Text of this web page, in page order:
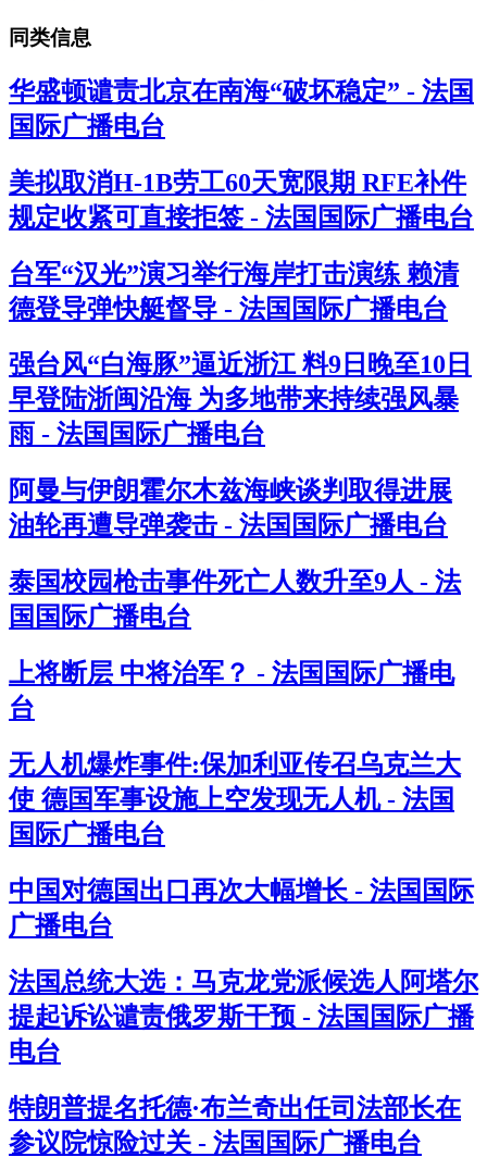
同类信息
华盛顿谴责北京在南海“破坏稳定” - 法国
国际广播电台
美拟取消H-1B劳工60天宽限期 RFE补件
规定收紧可直接拒签 - 法国国际广播电台
台军“汉光”演习举行海岸打击演练 赖清
德登导弹快艇督导 - 法国国际广播电台
强台风“白海豚”逼近浙江 料9日晚至10日
早登陆浙闽沿海 为多地带来持续强风暴
雨 - 法国国际广播电台
阿曼与伊朗霍尔木兹海峡谈判取得进展
油轮再遭导弹袭击 - 法国国际广播电台
泰国校园枪击事件死亡人数升至9人 - 法
国国际广播电台
上将断层 中将治军？ - 法国国际广播电
台
无人机爆炸事件:保加利亚传召乌克兰大
使 德国军事设施上空发现无人机 - 法国
国际广播电台
中国对德国出口再次大幅增长 - 法国国际
广播电台
法国总统大选：马克龙党派候选人阿塔尔
提起诉讼谴责俄罗斯干预 - 法国国际广播
电台
特朗普提名托德·布兰奇出任司法部长在
参议院惊险过关 - 法国国际广播电台